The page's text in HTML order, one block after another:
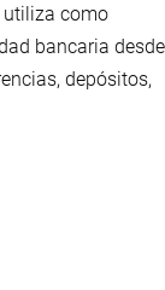
utiliza como
bancaria desde
depósitos,